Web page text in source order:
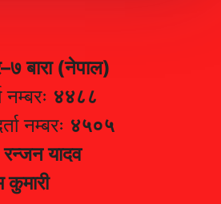
बारा (नेपाल)
नम्बरः ४४८८
नम्बरः ४५०५
रन्जन यादव